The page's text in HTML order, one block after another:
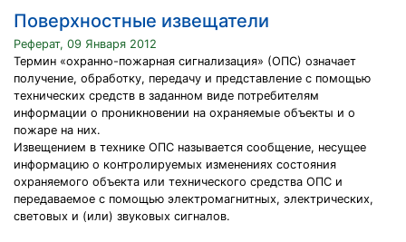
Поверхностные извещатели
Реферат, 09 Января 2012
Термин «охранно-пожарная сигнализация» (ОПС) означает
получение, обработку, передачу и представление с помощью
технических средств в заданном виде потребителям
информации о проникновении на охраняемые объекты и о
пожаре на них.
Извещением в технике ОПС называется сообщение, несущее
информацию о контролируемых изменениях состояния
охраняемого объекта или технического средства ОПС и
передаваемое с помощью электромагнитных, электрических,
световых и (или) звуковых сигналов.